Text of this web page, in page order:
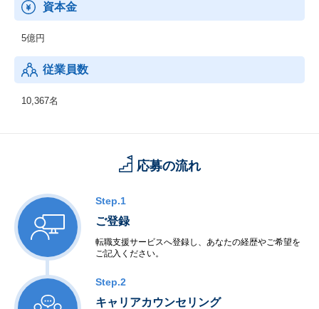
資本金
5億円
従業員数
10,367名
応募の流れ
Step.1
ご登録
転職支援サービスへ登録し、あなたの経歴やご希望を
ご記入ください。
Step.2
キャリアカウンセリング